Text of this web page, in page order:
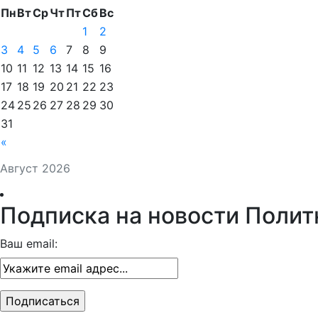
Август 2026
ПнВтСрЧтПтСбВс
«
1
2
3
4 5 6 7 8
9
10 11 12 13 14 15 16
17 18 19 20 21 22 23
24 25 26 27 28 29 30
31
Подписка на новости
Ваш email: